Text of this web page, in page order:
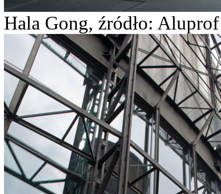
Hala Gong, źródło: Aluprof